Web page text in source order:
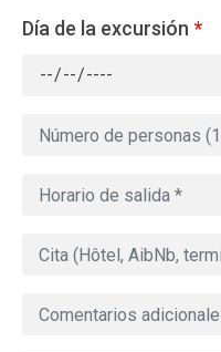
Día de la excursión *